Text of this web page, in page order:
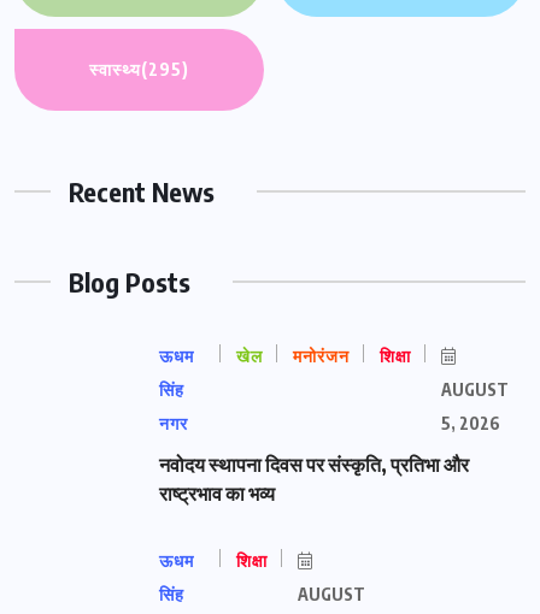
स्वास्थ्य(295)
Recent News
Blog Posts
ऊधम
सिंह
नगर
खेल मनोरंजन शिक्षा
AUGUST
5, 2026
नवोदय स्थापना दिवस पर संस्कृति, प्रतिभा और
राष्ट्रभाव का भव्य
ऊधम
सिंह
शिक्षा
AUGUST